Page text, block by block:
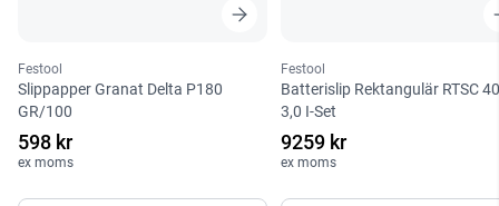
Festool
Slippapper Granat Delta P180
GR/100
598 kr
ex moms
Festool
Batterislip Rektangulär RTSC
3,0 I-Set
9259 kr
ex moms